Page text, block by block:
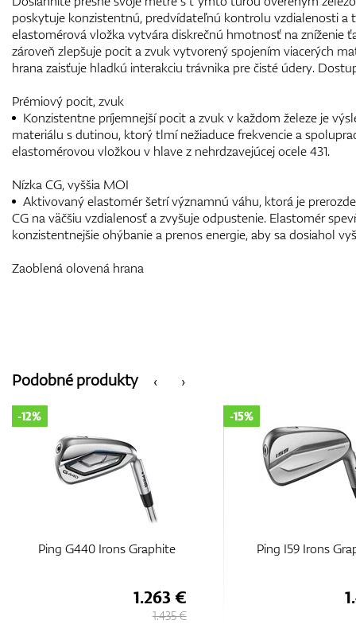
poskytuje konzistentnú, predvídateľnú kontrolu vzdialenosti a
elastomérová vložka vytvára diskrečnú hmotnosť na zníženie
zároveň zlepšuje pocit a zvuk vytvorený spojením viacerých
hrana zaisťuje hladkú interakciu trávnika pre čisté údery.
Prémiový pocit, zvuk
Konzistentne príjemnejší pocit a zvuk v každom železe je
materiálu s dutinou, ktorý tlmí nežiaduce frekvencie a
elastomérovou vložkou v hlave z nehrdzavejúcej ocele 431.
Nízka CG, vyššia MOI
Aktivovaný elastomér šetrí významnú váhu, ktorá je
CG na väčšiu vzdialenosť a zvyšuje odpustenie. Elastomér
konzistentnejšie ohýbanie a prenos energie, aby sa dosiahol
Zaoblená olovená hrana
‹
Podobné produkty ›
Ping G440 Irons Graphite
-12%
1.263 €
1.435 €
Ping I59 Irons
-15%